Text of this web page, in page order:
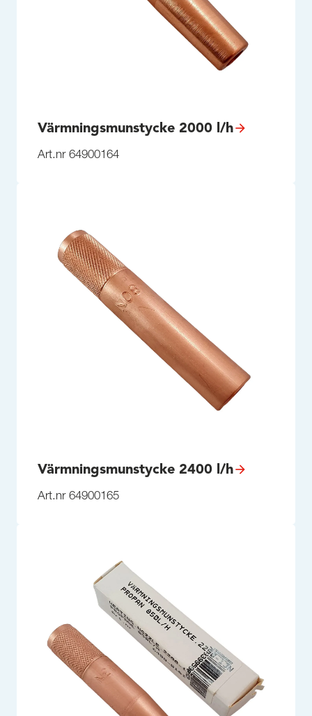
Värmningsmunstycke 2000 l/h
Art.nr 64900164
Värmningsmunstycke 2400 l/h
Art.nr 64900165